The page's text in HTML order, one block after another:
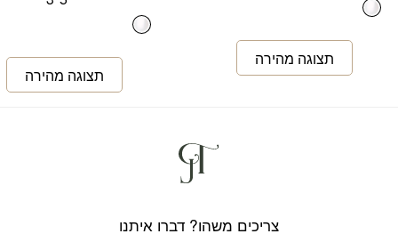
צריכים משהו? דברו איתנו